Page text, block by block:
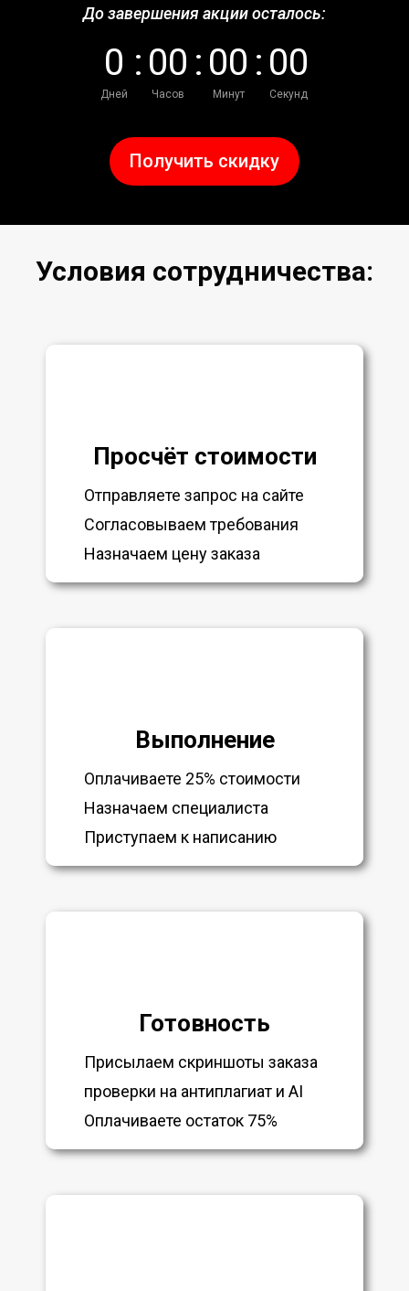
До завершения акции осталось:
0
Дней
: 00
Часов
: 00
Минут
: 00
Секунд
Получить скидку
Условия сотрудничества:
Просчёт стоимости
Отправляете запрос на сайте
Согласовываем требования
Назначаем цену заказа
Выполнение
Оплачиваете 25% стоимости
Назначаем специалиста
Приступаем к написанию
Готовность
Присылаем скриншоты заказа
проверки на антиплагиат и AI
Оплачиваете остаток 75%